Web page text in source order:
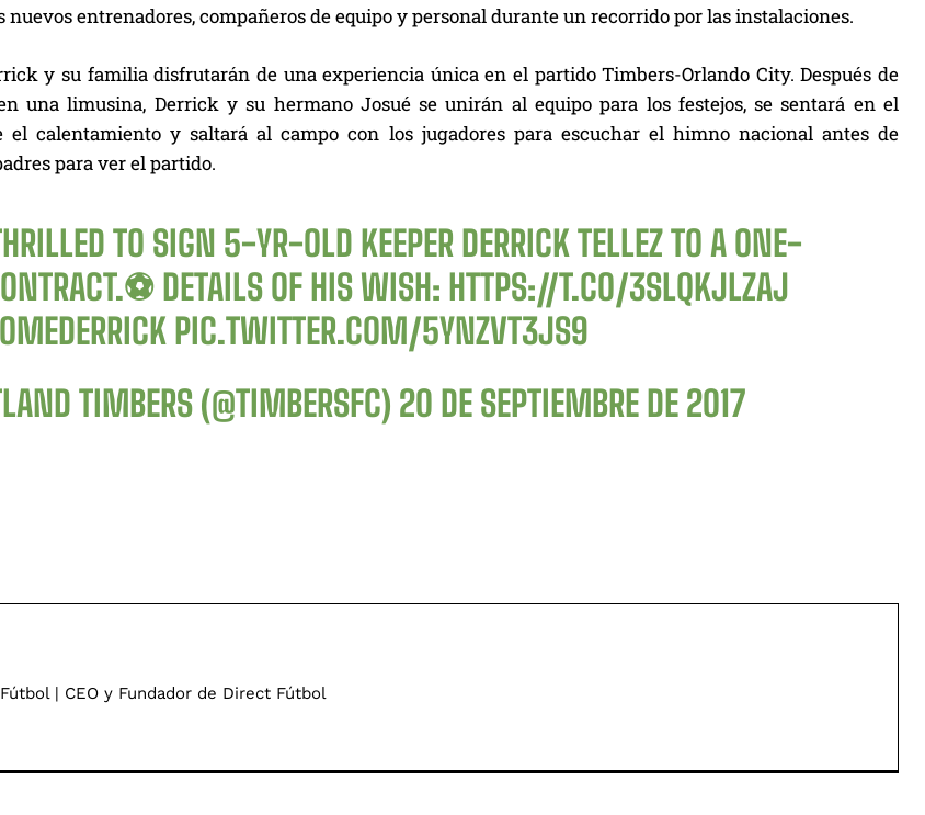
nuevos entrenadores, compañeros de equipo y personal durante un recorrido por las instalaciones.
y su familia disfrutarán de una experiencia única en el partido Timbers-Orlando City. Después de
una limusina, Derrick y su hermano Josué se unirán al equipo para los festejos, se sentará en el
el calentamiento y saltará al campo con los jugadores para escuchar el himno nacional antes de
para ver el partido.
TO SIGN 5-YR-OLD KEEPER DERRICK TELLEZ TO A ONE-
DETAILS OF HIS WISH: HTTPS://T.CO/3SLQKJLZAJ
PIC.TWITTER.COM/5YNZVT3JS9
TIMBERS (@TIMBERSFC) 20 DE SEPTIEMBRE DE 2017
| CEO y Fundador de Direct Fútbol